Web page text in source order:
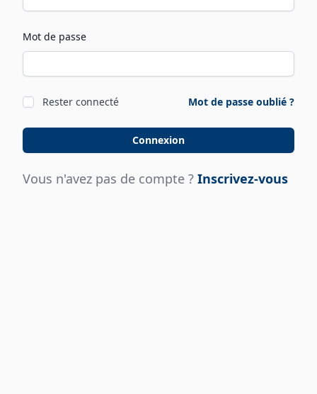
Mot de passe
Rester connecté Mot de passe oublié ?
Connexion
Vous n'avez pas de compte ? Inscrivez-vous